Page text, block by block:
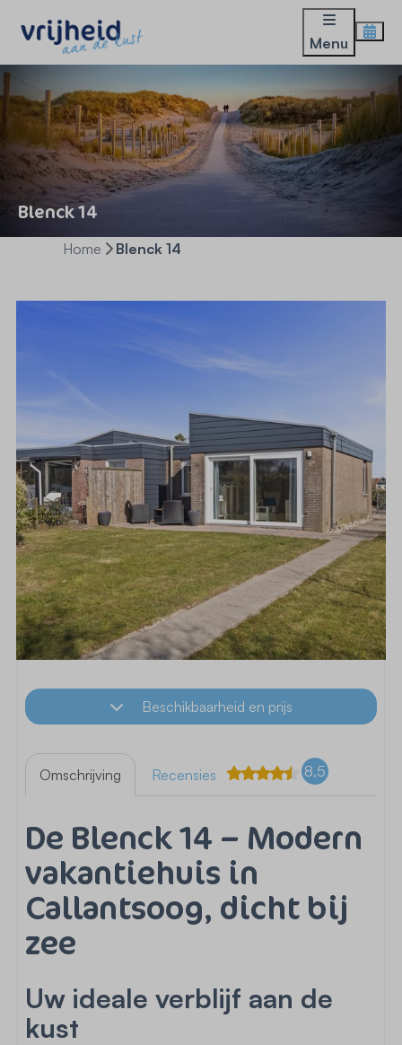
Menu
Blenck 14
Home Blenck 14
Beschikbaarheid en prijs
Omschrijving Recensies 8,5
De Blenck 14 – Modern
vakantiehuis in
Callantsoog, dicht bij
zee
Uw ideale verblijf aan de
kust